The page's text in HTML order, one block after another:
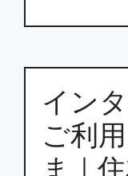
イン
ご利
ま｜